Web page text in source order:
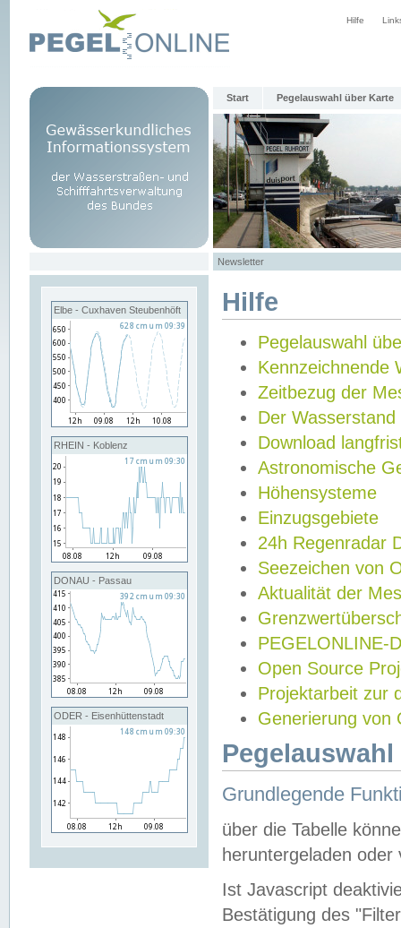
Hilfe
Start Pegelauswahl über Karte
Newsletter
Elbe - Cuxhaven Steubenhöft
RHEIN - Koblenz
DONAU - Passau
ODER - Eisenhüttenstadt
Hilfe
Pegelauswahl
Kennzeichnende
Zeitbezug der
Der Wasserstand
Download
Astronomische
Höhensysteme
Einzugsgebiete
24h Regenradar
Seezeichen von
Aktualität der
PEGELONLINE-
Open Source
Projektarbeit zur
Generierung von
Grundlegende
über die Tabelle
heruntergeladen oder
Ist Javascript
Bestätigung des